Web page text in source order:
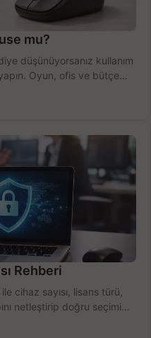
mu?
düşünüyorsanız kullanım
Oyun, ofis ve bütçe
Rehberi
cihaz sayısı, lisans türü,
netleştirip doğru seçimi